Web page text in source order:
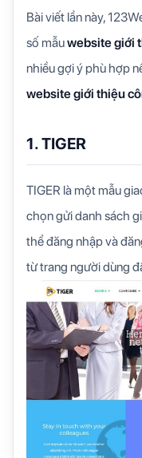
Bài viết lần này,
số mẫuwebsite giới
nhiều gợi ý phù hợp
website giới thiệu
1. TIGER
TIGER là một mẫu
chọn gửi danh sách
thể đăng nhập và
từ trang người dùng